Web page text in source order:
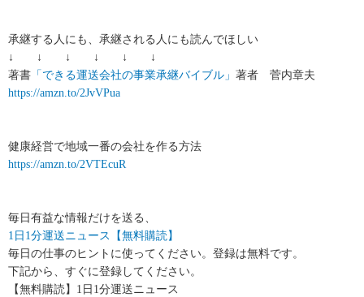
承継する人にも、承継される人にも読んでほしい
↓ ↓ ↓ ↓ ↓ ↓
著書 「できる運送会社の事業承継バイブル」 著者 菅内章夫
https://amzn.to/2JvVPua
健康経営で地域一番の会社を作る方法
https://amzn.to/2VTEcuR
毎日有益な情報だけを送る、
1日1分運送ニュース【無料購読】
毎日の仕事のヒントに使ってください。登録は無料です。
下記から、すぐに登録してください。
【無料購読】1日1分運送ニュース